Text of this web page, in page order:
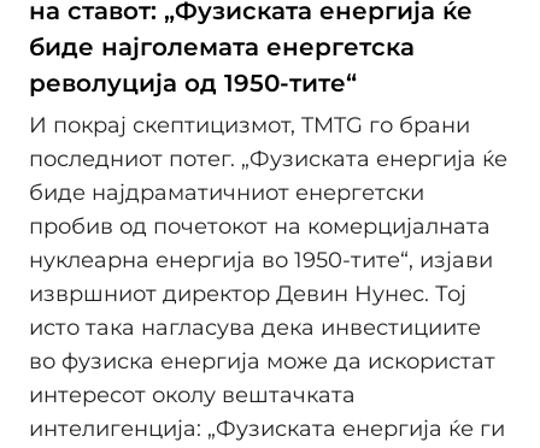
на ставот: „Фузиската енергија ќе
биде најголемата енергетска
револуција од 1950-тите“
И покрај скептицизмот, TMTG го брани
последниот потег. „Фузиската енергија ќе
биде најдраматичниот енергетски
пробив од почетокот на комерцијалната
нуклеарна енергија во 1950-тите“, изјави
извршниот директор Девин Нунес. Тој
исто така нагласува дека инвестициите
во фузиска енергија може да искористат
интересот околу вештачката
интелигенција: „Фузиската енергија ќе ги